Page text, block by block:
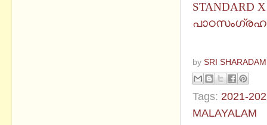
by SRI
Tags: 2021-
MALAYALAM